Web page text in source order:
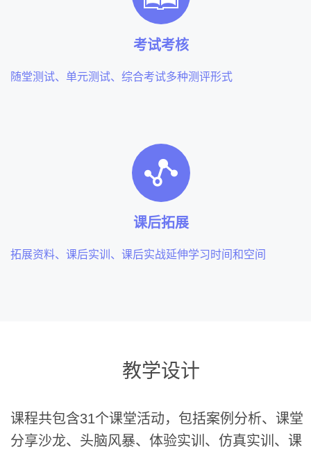
考试考核
随堂测试、单元测试、综合考试多种测评形式
课后拓展
拓展资料、课后实训、课后实战延伸学习时间和空间
教学设计
课程共包含31个课堂活动，包括案例分析、课堂
分享沙龙、头脑风暴、体验实训、仿真实训、课